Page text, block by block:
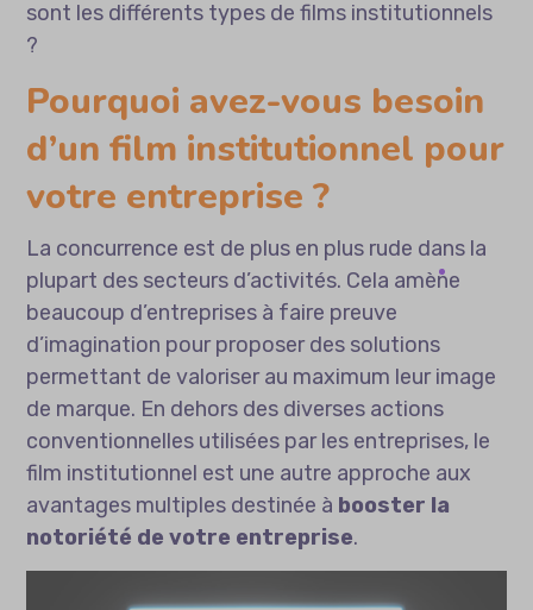
sont les différents types de films institutionnels
?
Pourquoi avez-vous besoin
d’un film institutionnel pour
votre entreprise ?
La concurrence est de plus en plus rude dans la
plupart des secteurs d’activités. Cela amène
beaucoup d’entreprises à faire preuve
d’imagination pour proposer des solutions
permettant de valoriser au maximum leur image
de marque. En dehors des diverses actions
conventionnelles utilisées par les entreprises, le
film institutionnel est une autre approche aux
avantages multiples destinée à booster la
notoriété de votre entreprise.